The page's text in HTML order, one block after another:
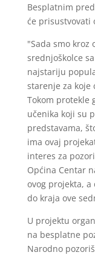
Besplatnim
će prisustvovati
"Sada smo kroz
srednjoškolce
najstariju
starenje za koje
Tokom protekle
učenika koji su
predstavama,
ima ovaj
interes za
Općina Centar
ovog projekta,
do kraja ove
U projektu
na besplatne
Narodno